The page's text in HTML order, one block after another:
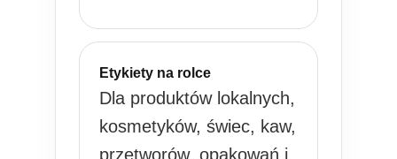
Etykiety na rolce
Dla produktów lokalnych,
kosmetyków, świec, kaw,
przetworów, opakowań i